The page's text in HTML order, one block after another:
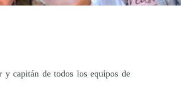
y capitán de todos los equipos de